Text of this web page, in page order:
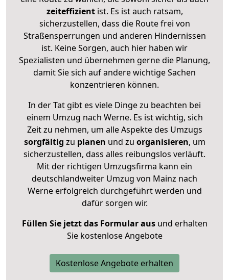
zeiteffizientist. Es ist auch ratsam,
sicherzustellen, dass die Route frei von
Straßensperrungen und anderen Hindernissen
ist. Keine Sorgen, auch hier haben wir
Spezialisten und übernehmen gerne die Planung,
damit Sie sich auf andere wichtige Sachen
konzentrieren können.
In der Tat gibt es viele Dinge zu beachten bei
einem Umzug nach Werne. Es ist wichtig, sich
Zeit zu nehmen, um alle Aspekte des Umzugs
sorgfältig zu planen und zu organisieren, um
sicherzustellen, dass alles reibungslos verläuft.
Mit der richtigen Umzugsfirma kann ein
deutschlandweiter Umzug von Mainz nach
Werne erfolgreich durchgeführt werden und
dafür sorgen wir.
Füllen Sie jetzt das Formular ausund erhalten
Sie kostenlose Angebote
Kostenlose Angebote erhalten